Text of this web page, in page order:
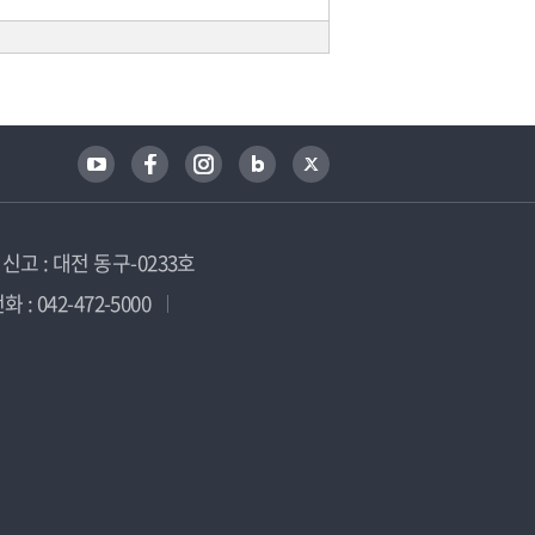
고 : 대전 동구-0233호
: 042-472-5000